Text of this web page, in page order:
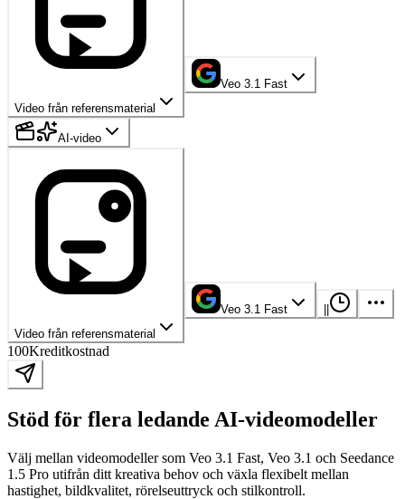
Video från referensmaterial
Veo 3.1 Fast
AI-video
Video från referensmaterial
Veo 3.1 Fast
100Kreditkostnad
Stöd för flera ledande AI-videomodeller
Välj mellan videomodeller som Veo 3.1 Fast, Veo 3.1 och Seedance
1.5 Pro utifrån ditt kreativa behov och växla flexibelt mellan
hastighet, bildkvalitet, rörelseuttryck och stilkontroll.